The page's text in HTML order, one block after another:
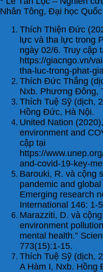
Nhân Tông, Đại học
Thích Thiện Đức
lực và tha lực trong
ngày 02/6. Truy cập
https://giacngo.vn/
tha-luc-trong-phat-
Thích Đức Thắng
Nxb. Phương Đông,
Thích Tuệ Sỹ (dịch,
Hồng Đức, Hà Nội.
United Nation
environment and
cập tại
https://
and-covid-19-key-
Barouki, R. và cộng
pandemic and
Emerging research
International 146: 1-
Marazziti, D. và
environment
mental health.”
773(15):1-15.
Thích Tuệ Sỹ (dịch,
A Hàm I, Nxb. Hồng